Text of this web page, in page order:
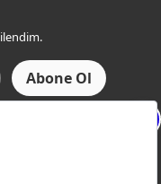
Kimya Sanayi A.Ş.'nin
duyuru, hizmetler ve
şahsıma